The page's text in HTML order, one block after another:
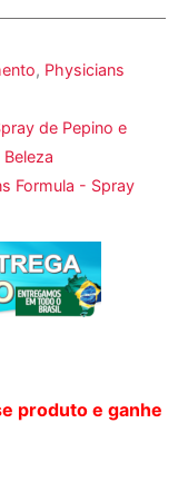
, Physicians
de Pepino e
Formula - Spray
produto e ganhe